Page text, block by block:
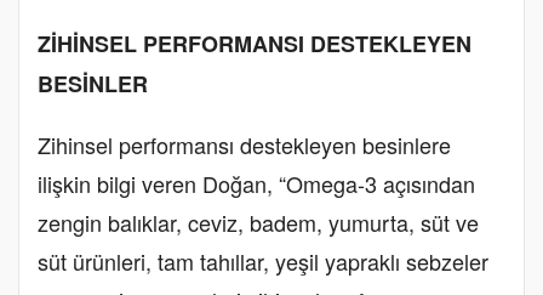
ZİHİNSEL PERFORMANSI DESTEKLEYEN
BESİNLER
Zihinsel performansı destekleyen besinlere
ilişkin bilgi veren Doğan, “Omega-3 açısından
zengin balıklar, ceviz, badem, yumurta, süt ve
süt ürünleri, tam tahıllar, yeşil yapraklı sebzeler